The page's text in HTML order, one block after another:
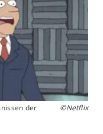
der
©Netflix